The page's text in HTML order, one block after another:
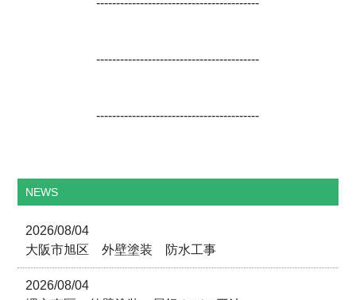
-----------------------------------------
-----------------------------------------
-----------------------------------------
NEWS
2026/08/04
大阪市旭区 外壁塗装 防水工事
2026/08/04